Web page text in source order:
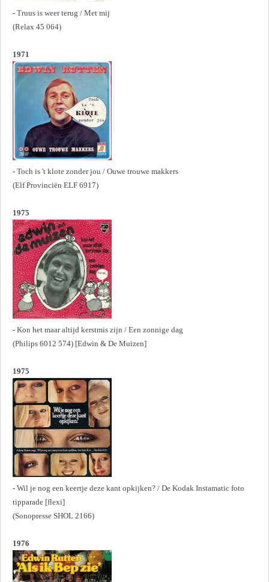
- Truus is weer terug / Met mij
(Relax 45 064)
1971
- Toch is 't klote zonder jou / Ouwe trouwe makkers
(Elf Provinciën ELF 6917)
1975
- Kon het maar altijd kerstmis zijn / Een zonnige dag
(Philips 6012 574) [Edwin & De Muizen]
1975
- Wil je nog een keertje deze kant opkijken? / De Kodak Instamatic foto
tipparade [flexi]
(Sonopresse SHOL 2166)
1976